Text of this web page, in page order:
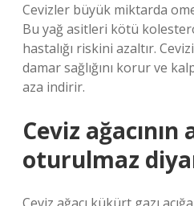
Cevizler büyük miktarda
Bu yağ asitleri kötü
hastalığı riskini azaltır.
damar sağlığını korur ve
aza indirir.
Ceviz
oturulmaz